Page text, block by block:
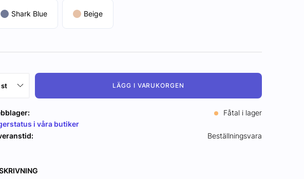
Shark Blue Beige
LÄGG I VARUKORGEN
Fåtal i lager
i våra butiker
Beställningsvara